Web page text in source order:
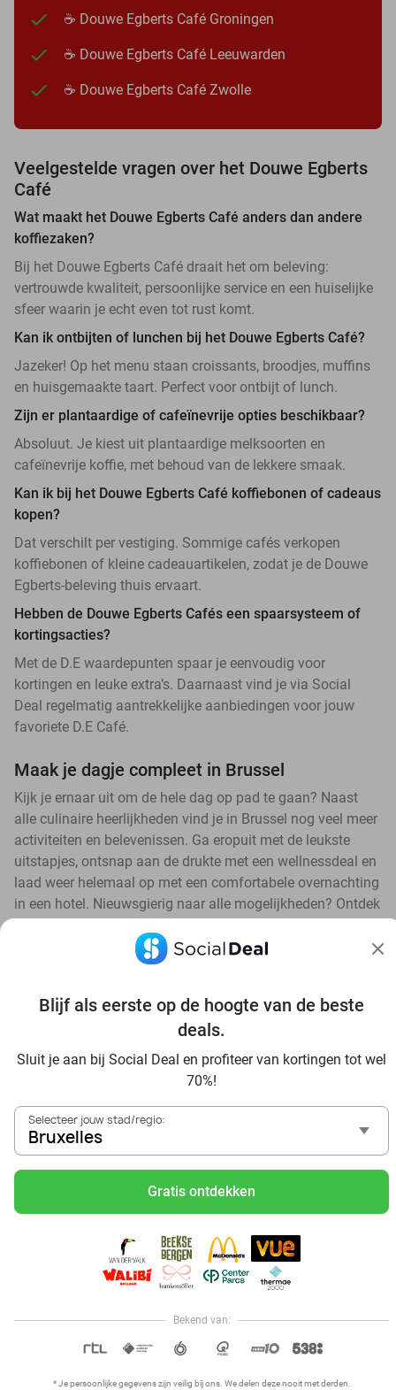
Blijf als eerste op de hoogte van de beste
deals.
Sluit je aan bij Social Deal en profiteer van kortingen tot wel
70%!
Selecteer jouw stad/regio:
Bruxelles
Gratis ontdekken
Bekend van:
* Je persoonlijke gegevens zijn veilig bij ons. We delen deze nooit met derden.
☕ Douwe Egberts Café Groningen
☕ Douwe Egberts Café Leeuwarden
☕ Douwe Egberts Café Zwolle
Veelgestelde vragen over het Douwe Egberts
Café
Wat maakt het Douwe Egberts Café anders dan andere
koffiezaken?
Bij het Douwe Egberts Café draait het om beleving:
vertrouwde kwaliteit, persoonlijke service en een huiselijke
sfeer waarin je echt even tot rust komt.
Kan ik ontbijten of lunchen bij het Douwe Egberts Café?
Jazeker! Op het menu staan croissants, broodjes, muffins
en huisgemaakte taart. Perfect voor ontbijt of lunch.
Zijn er plantaardige of cafeïnevrije opties beschikbaar?
Absoluut. Je kiest uit plantaardige melksoorten en
cafeïnevrije koffie, met behoud van de lekkere smaak.
Kan ik bij het Douwe Egberts Café koffiebonen of cadeaus
kopen?
Dat verschilt per vestiging. Sommige cafés verkopen
koffiebonen of kleine cadeauartikelen, zodat je de Douwe
Egberts-beleving thuis ervaart.
Hebben de Douwe Egberts Cafés een spaarsysteem of
kortingsacties?
Met de D.E waardepunten spaar je eenvoudig voor
kortingen en leuke extra’s. Daarnaast vind je via Social
Deal regelmatig aantrekkelijke aanbiedingen voor jouw
favoriete D.E Café.
Maak je dagje compleet in Brussel
Kijk je ernaar uit om de hele dag op pad te gaan? Naast
alle culinaire heerlijkheden vind je in Brussel nog veel meer
activiteiten en belevenissen. Ga eropuit met de leukste
uitstapjes, ontsnap aan de drukte met een wellnessdeal en
laad weer helemaal op met een comfortabele overnachting
in een hotel. Nieuwsgierig naar alle mogelijkheden? Ontdek
Ontdek alle topdeals in jouw omgeving
Voordelig genieten in Bruxelles: haal deal-inspiratie uit
Mangez des sushis à Bruxelles
Mangez à volonté à Bruxelles
Hoi, onze klantenservice is open,
dus als je een vraag hebt helpen